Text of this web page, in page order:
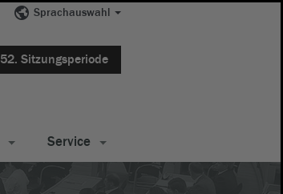
Sprachauswahl
52. Sitzungsperiode
Service